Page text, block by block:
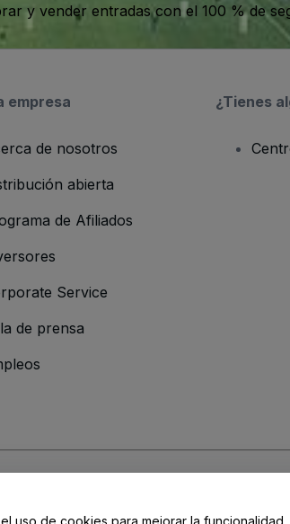
y vender entradas con el 100 % de
empresa
de nosotros
abierta
de Afiliados
Service
de prensa
¿Tienes
uso de cookies para mejorar la funcionalidad